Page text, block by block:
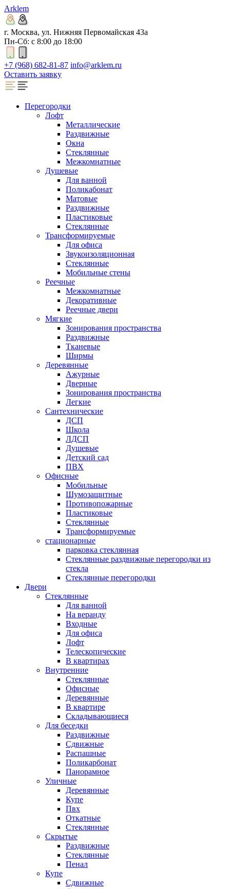
Arklem
г. Москва, ул. Нижняя Первомайская 43а
Пн-Сб: с 8:00 до 18:00
+7 (968) 682-81-87 info@arklem.ru
Оставить заявку
Перегородки
Лофт
Металлические
Раздвижные
Окна
Стеклянные
Межкомнатные
Душевые
Для ванной
Поликабонат
Матовые
Раздвижные
Пластиковые
Стеклянные
Трансформируемые
Для офиса
Звукоизоляционная
Стеклянные
Мобильные стены
Реечные
Межкомнатные
Декоративные
Реечные двери
Мягкие
Зонирования пространства
Раздвижные
Тканевые
Ширмы
Деревянные
Ажурные
Дверные
Зонирования пространства
Легкие
Сантехнические
ДСП
Школа
ЛДСП
Душевые
Детский сад
ПВХ
Офисные
Мобильные
Шумозащитные
Противопожарные
Пластиковые
Стеклянные
Трансформируемые
стационарные
парковка стеклянная
Стеклянные раздвижные перегородки из
стекла
Стеклянные перегородки
Двери
Стеклянные
Для ванной
На веранду
Входные
Для офиса
Лофт
Телескопические
В квартирах
Внутренние
Стеклянные
Офисные
Деревянные
В квартире
Складывающиеся
Для беседки
Раздвижные
Сдвижные
Распашные
Поликарбонат
Панорамное
Уличные
Деревянные
Купе
Пвх
Откатные
Стеклянные
Скрытые
Раздвижные
Стеклянные
Пенал
Купе
Сдвижные